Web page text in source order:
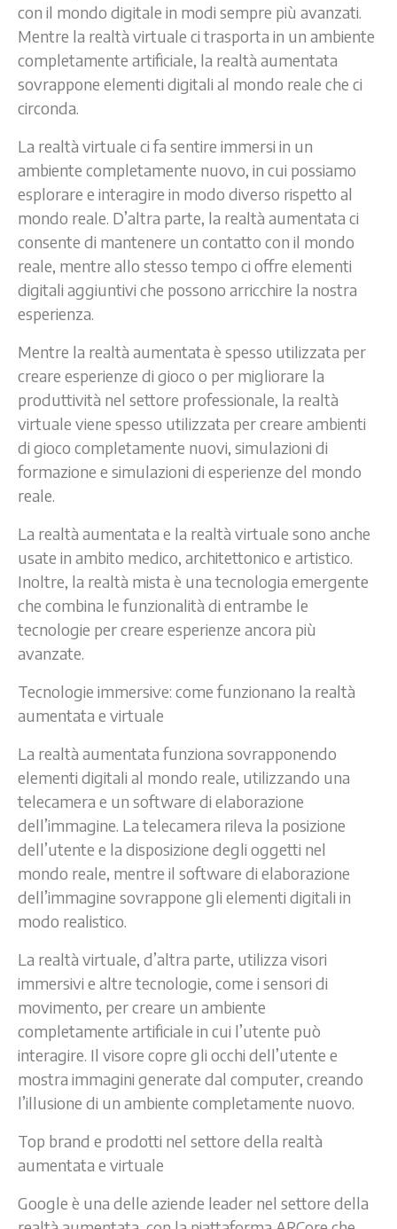
con il mondo digitale in modi sempre più avanzati.
Mentre la realtà virtuale ci trasporta in un ambiente
completamente artificiale, la realtà aumentata
sovrappone elementi digitali al mondo reale che ci
circonda.
La realtà virtuale ci fa sentire immersi in un
ambiente completamente nuovo, in cui possiamo
esplorare e interagire in modo diverso rispetto al
mondo reale. D’altra parte, la realtà aumentata ci
consente di mantenere un contatto con il mondo
reale, mentre allo stesso tempo ci offre elementi
digitali aggiuntivi che possono arricchire la nostra
esperienza.
Mentre la realtà aumentata è spesso utilizzata per
creare esperienze di gioco o per migliorare la
produttività nel settore professionale, la realtà
virtuale viene spesso utilizzata per creare ambienti
di gioco completamente nuovi, simulazioni di
formazione e simulazioni di esperienze del mondo
reale.
La realtà aumentata e la realtà virtuale sono anche
usate in ambito medico, architettonico e artistico.
Inoltre, la realtà mista è una tecnologia emergente
che combina le funzionalità di entrambe le
tecnologie per creare esperienze ancora più
avanzate.
Tecnologie immersive: come funzionano la realtà
aumentata e virtuale
La realtà aumentata funziona sovrapponendo
elementi digitali al mondo reale, utilizzando una
telecamera e un software di elaborazione
dell’immagine. La telecamera rileva la posizione
dell’utente e la disposizione degli oggetti nel
mondo reale, mentre il software di elaborazione
dell’immagine sovrappone gli elementi digitali in
modo realistico.
La realtà virtuale, d’altra parte, utilizza visori
immersivi e altre tecnologie, come i sensori di
movimento, per creare un ambiente
completamente artificiale in cui l’utente può
interagire. Il visore copre gli occhi dell’utente e
mostra immagini generate dal computer, creando
l’illusione di un ambiente completamente nuovo.
Top brand e prodotti nel settore della realtà
aumentata e virtuale
Google è una delle aziende leader nel settore della